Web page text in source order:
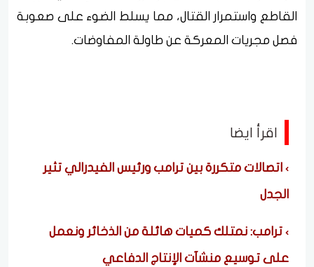
القاطع واستمرار القتال، مما يسلط الضوء على صعوبة
فصل مجريات المعركة عن طاولة المفاوضات.
اقرأ ايضا
اتصالات متكررة بين ترامب ورئيس الفيدرالي تثير
الجدل
ترامب: نمتلك كميات هائلة من الذخائر ونعمل
على توسيع منشآت الإنتاج الدفاعي